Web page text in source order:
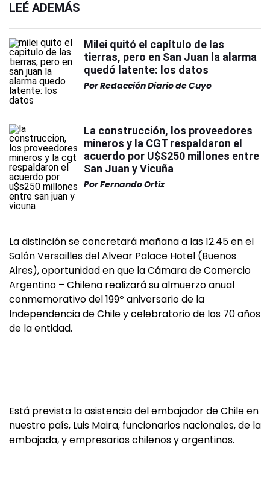
LEÉ ADEMÁS
Milei quitó el capítulo de las
tierras, pero en San Juan la alarma
quedó latente: los datos
PorRedacción Diario de Cuyo
La construcción, los proveedores
mineros y la CGT respaldaron el
acuerdo por U$S250 millones entre
San Juan y Vicuña
PorFernando Ortiz
La distinción se concretará mañana a las 12.45 en el
Salón Versailles del Alvear Palace Hotel (Buenos
Aires), oportunidad en que la Cámara de Comercio
Argentino – Chilena realizará su almuerzo anual
conmemorativo del 199º aniversario de la
Independencia de Chile y celebratorio de los 70 años
de la entidad.
Está prevista la asistencia del embajador de Chile en
nuestro país, Luis Maira, funcionarios nacionales, de la
embajada, y empresarios chilenos y argentinos.